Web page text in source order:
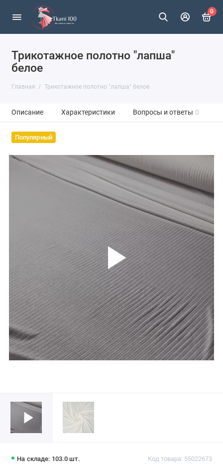
0
Трикотажное полотно "лапша"
белое
Главная Трикотажное полотно "лапша" белое
Описание Характеристики Вопросы и ответы 0
Популярный
На складе: 103.0 шт. Код товара: 55022673